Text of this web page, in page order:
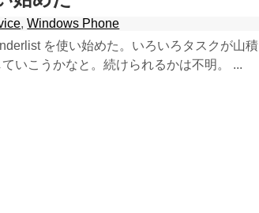
,Windows Phone
を使い始めた。いろいろタスクが山積
いこうかなと。続けられるかは不明。 ...